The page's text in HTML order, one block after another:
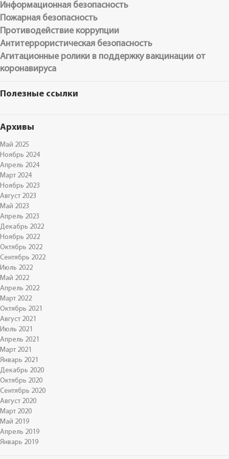
Информационная безопасность
Пожарная безопасность
Противодействие коррупции
Антитеррористическая безопасность
Агитационные ролики в поддержку вакцинации от
коронавируса
Полезные ссылки
Архивы
Май 2025
Ноябрь 2024
Апрель 2024
Март 2024
Ноябрь 2023
Август 2023
Май 2023
Апрель 2023
Декабрь 2022
Ноябрь 2022
Октябрь 2022
Сентябрь 2022
Июль 2022
Май 2022
Апрель 2022
Март 2022
Октябрь 2021
Август 2021
Июль 2021
Апрель 2021
Март 2021
Январь 2021
Декабрь 2020
Октябрь 2020
Сентябрь 2020
Август 2020
Март 2020
Май 2019
Апрель 2019
Январь 2019